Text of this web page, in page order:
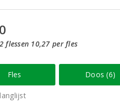
flessen 10,27 per fles
Fles Doos (6)